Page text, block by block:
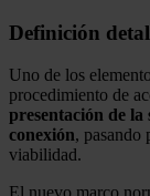
Definición
Uno de los
procedimiento de
presentación de
conexión, pasando
viabilidad.